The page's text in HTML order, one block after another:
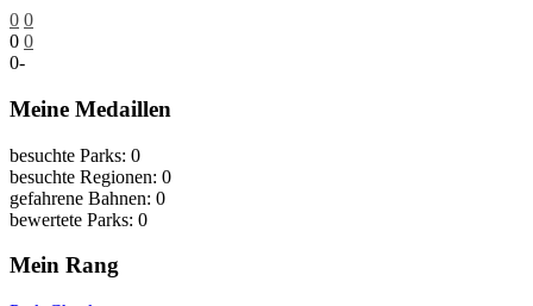
0 0
0 0
0-
Meine Medaillen
besuchte Parks: 0
besuchte Regionen: 0
gefahrene Bahnen: 0
bewertete Parks: 0
Mein Rang